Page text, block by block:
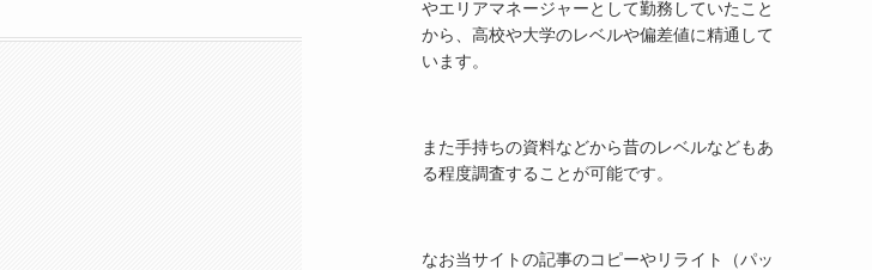
やエリアマネージャーとして勤務していたこと
から、高校や大学のレベルや偏差値に精通して
います。
また手持ちの資料などから昔のレベルなどもあ
る程度調査することが可能です。
なお当サイトの記事のコピーやリライト（パッ